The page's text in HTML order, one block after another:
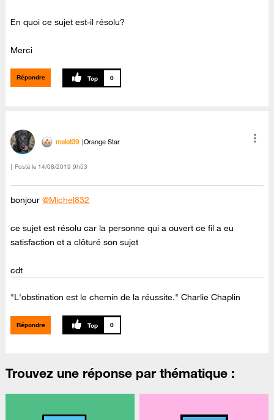
En quoi ce sujet est-il résolu?
Merci
Répondre 0
melet39 Orange Star
Posté le ‎14/08/2019 9h53
bonjour@Michel832
ce sujet est résolu car la personne qui a ouvert ce fil a eu
satisfaction et a clôturé son sujet
cdt
"L'obstination est le chemin de la réussite." Charlie Chaplin
Répondre 0
Trouvez une réponse par thématique :